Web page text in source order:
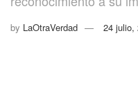
by LaOtraVerdad 24 julio,